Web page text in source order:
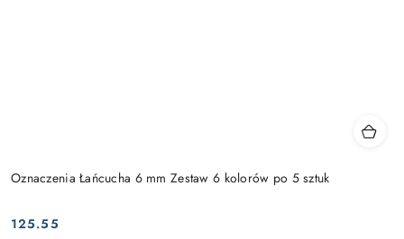
Oznaczenia Łańcucha 6 mm Zestaw 6 kolorów po 5 sztuk
125.55